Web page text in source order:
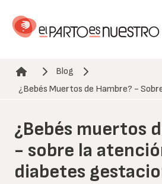
contenido
Ruta de navegación
Blog
¿Bebés Muertos de Hambre? -
¿Bebés muertos
- sobre la
diabetes